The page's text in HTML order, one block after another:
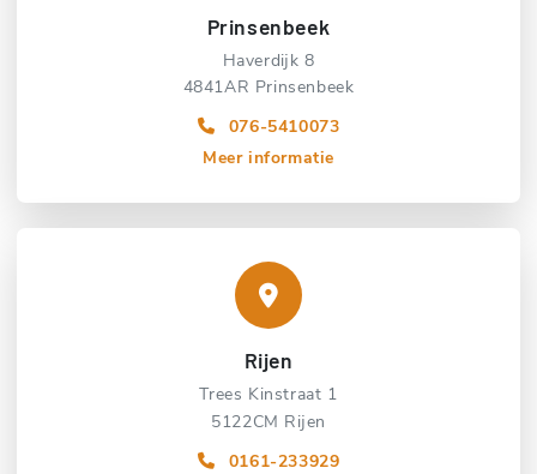
Prinsenbeek
Haverdijk 8
4841AR Prinsenbeek
076-5410073
Meer informatie
Rijen
Trees Kinstraat 1
5122CM Rijen
0161-233929